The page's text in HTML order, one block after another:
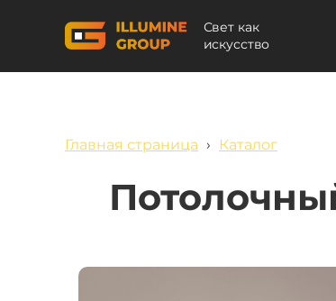
Свет как
искусство
Главная страница › Каталог